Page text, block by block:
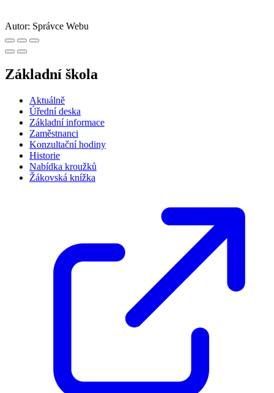
Autor: Správce Webu
Základní škola
Aktuálně
Úřední deska
Základní informace
Zaměstnanci
Konzultační hodiny
Historie
Nabídka kroužků
Žákovská knížka